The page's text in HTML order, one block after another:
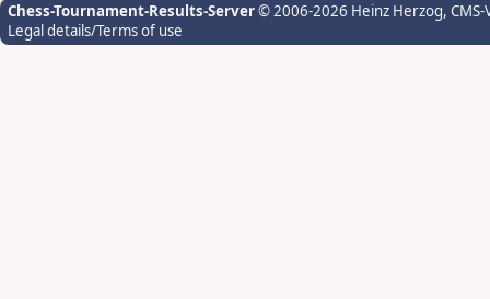
Chess-Tournament-Results-Server© 2006-2026 Heinz Herzog,
Legal details/Terms of use